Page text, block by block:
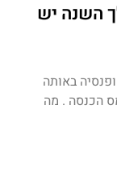
השנה יש
באותה
הכנסה . מה